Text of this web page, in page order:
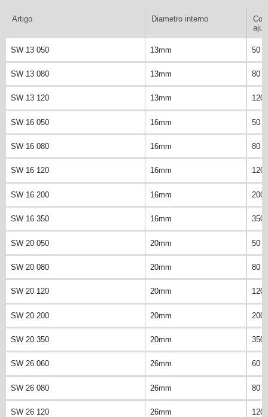
Artigo Diametro interno
SW 13 050 13mm 50
SW 13 080 13mm 80
SW 13 120 13mm 120
SW 16 050 16mm 50
SW 16 080 16mm 80
SW 16 120 16mm 120
SW 16 200 16mm 200
SW 16 350 16mm 350
SW 20 050 20mm 50
SW 20 080 20mm 80
SW 20 120 20mm 120
SW 20 200 20mm 200
SW 20 350 20mm 350
SW 26 060 26mm 60
SW 26 080 26mm 80
SW 26 120 26mm 120